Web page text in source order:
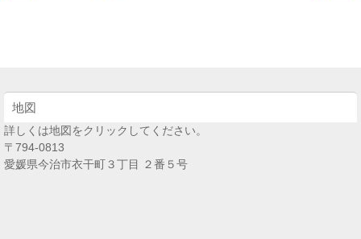
地図
詳しくは地図をクリックしてください。
〒794-0813
愛媛県今治市衣干町３丁目 ２番５号